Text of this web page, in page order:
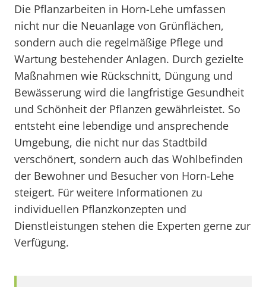
Die Pflanzarbeiten in Horn-Lehe umfassen
nicht nur die Neuanlage von Grünflächen,
sondern auch die regelmäßige Pflege und
Wartung bestehender Anlagen. Durch gezielte
Maßnahmen wie Rückschnitt, Düngung und
Bewässerung wird die langfristige Gesundheit
und Schönheit der Pflanzen gewährleistet. So
entsteht eine lebendige und ansprechende
Umgebung, die nicht nur das Stadtbild
verschönert, sondern auch das Wohlbefinden
der Bewohner und Besucher von Horn-Lehe
steigert. Für weitere Informationen zu
individuellen Pflanzkonzepten und
Dienstleistungen stehen die Experten gerne zur
Verfügung.